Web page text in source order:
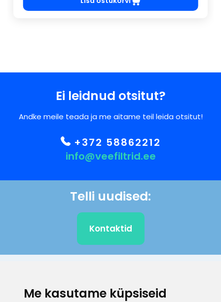
Me kasutame küpsiseid
Ei leidnud otsitut?
Andke meile teada ja me aitame teil leida otsitut!
+372 58862212
info@veefiltrid.ee
Telli uudised:
Kontaktid